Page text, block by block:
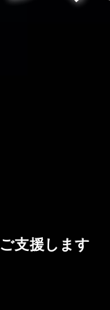
ご支援します